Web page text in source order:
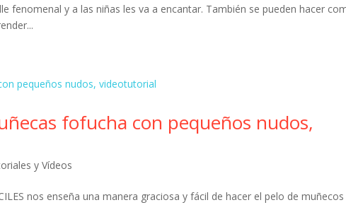
fenomenal y a las niñas les va a encantar. También se pueden hacer
fofucha con pequeños nudos,
y Vídeos
nos enseña una manera graciosa y fácil de hacer el pelo de